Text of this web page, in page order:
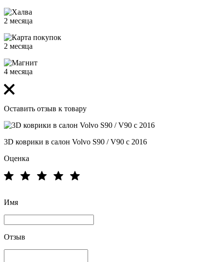
2 месяца
2 месяца
4 месяца
Оставить отзыв к товару
3D коврики в салон Volvo S90 / V90 с 2016
Оценка
Имя
Отзыв